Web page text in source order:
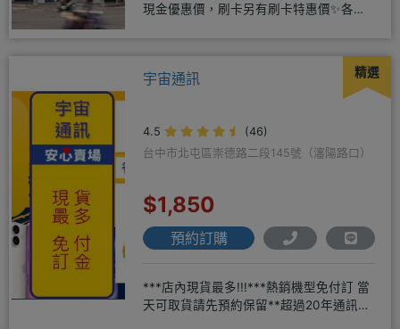
現金優惠價，刷卡另有刷卡特惠價✨各大
精選
宇宙通訊
4.5
(46)
台中市北屯區崇德路二段145號（瀋陽路口）
$1,850
預約訂購
***店內現貨最多!!!***熱銷機型免付訂 當
天可取貨請先預約保留**超過20年通訊經